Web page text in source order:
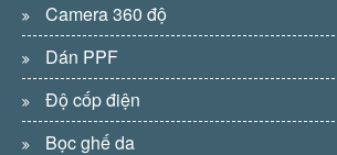
Camera 360 độ
Dán PPF
Độ cốp điện
Bọc ghế da